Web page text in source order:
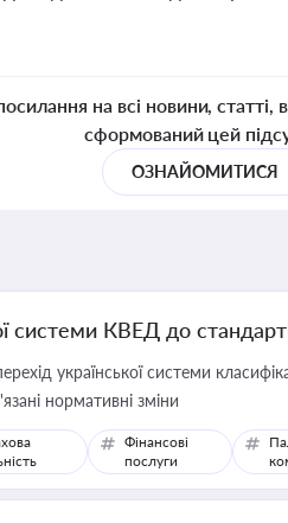
на всі новини, статті,
сформований цей
ОЗНАЙОМИТИСЯ
системи КВЕД до
української системи
нормативні зміни
Фінансові
послуги